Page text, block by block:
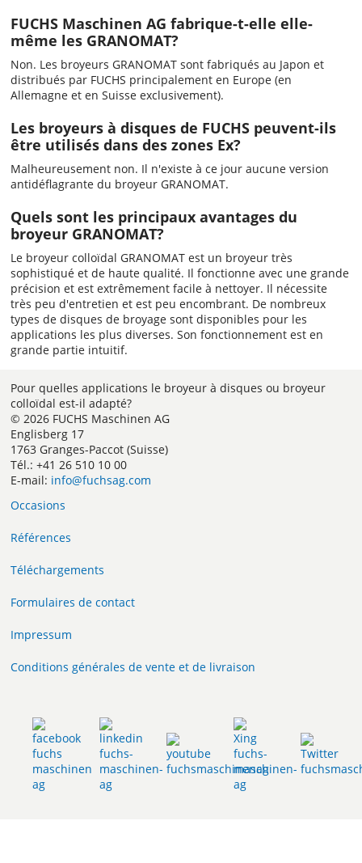
FUCHS Maschinen AG fabrique-t-elle elle-
même les GRANOMAT?
Non. Les broyeurs GRANOMAT sont fabriqués au Japon et
distribués par FUCHS principalement en Europe (en
Allemagne et en Suisse exclusivement).
Les broyeurs à disques de FUCHS peuvent-ils
être utilisés dans des zones Ex?
Malheureusement non. Il n'existe à ce jour aucune version
antidéflagrante du broyeur GRANOMAT.
Quels sont les principaux avantages du
broyeur GRANOMAT?
Le broyeur colloïdal GRANOMAT est un broyeur très
sophistiqué et de haute qualité. Il fonctionne avec une grande
précision et est extrêmement facile à nettoyer. Il nécessite
très peu d'entretien et est peu encombrant. De nombreux
types de disques de broyage sont disponibles pour les
applications les plus diverses. Son fonctionnement est en
grande partie intuitif.
Pour quelles applications le broyeur à disques ou broyeur
colloïdal est-il adapté?
© 2026 FUCHS Maschinen AG
Englisberg 17
1763 Granges-Paccot (Suisse)
Tél.: +41 26 510 10 00
E-mail: info@fuchsag.com
Occasions
Références
Téléchargements
Formulaires de contact
Impressum
Conditions générales de vente et de livraison